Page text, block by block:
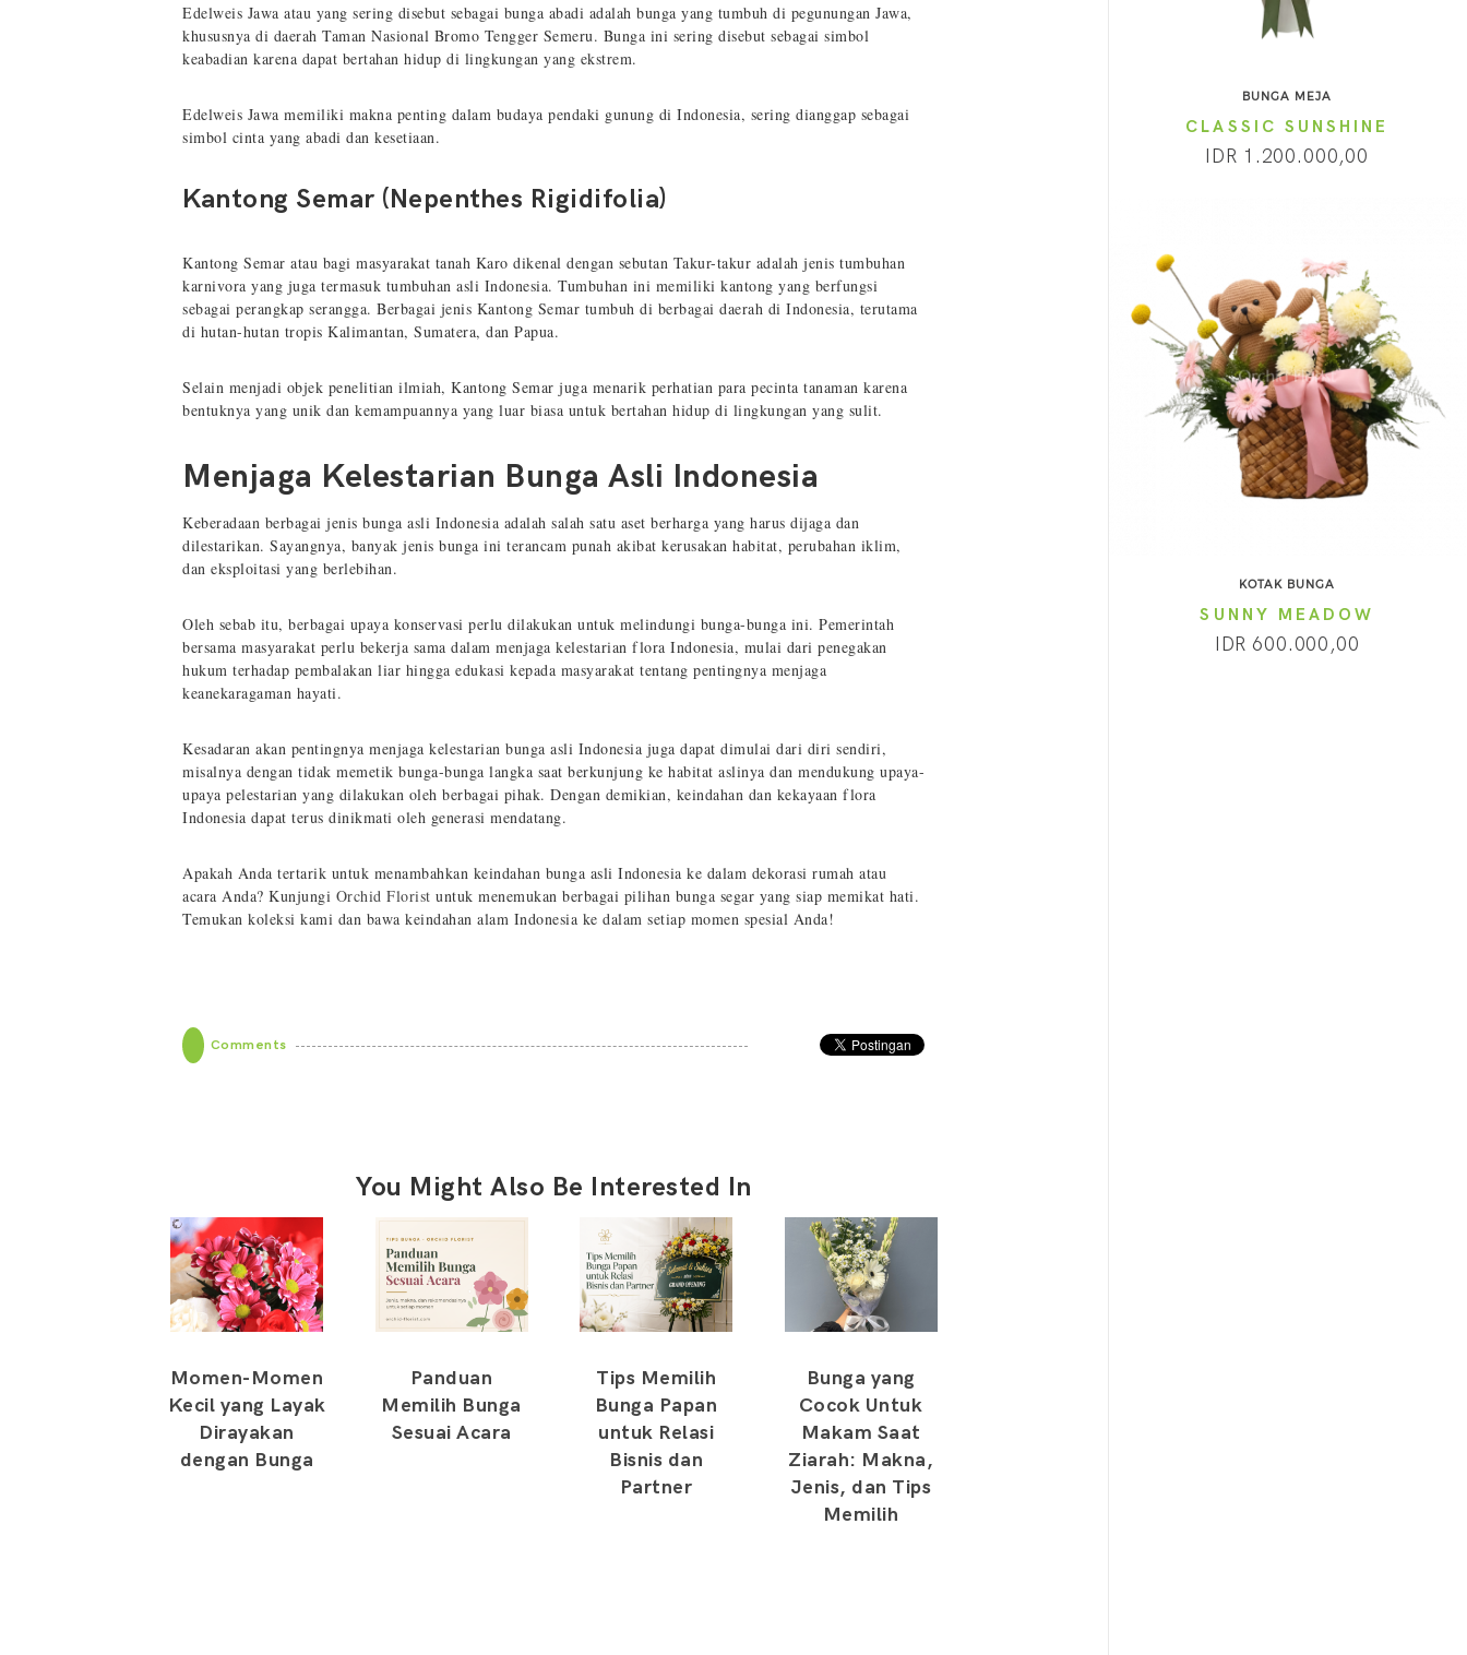
Edelweis Jawa atau yang sering disebut sebagai bunga abadi adalah bunga yang tumbuh di pegunungan Jawa,
khususnya di daerah Taman Nasional Bromo Tengger Semeru. Bunga ini sering disebut sebagai simbol
keabadian karena dapat bertahan hidup di lingkungan yang ekstrem.
Edelweis Jawa memiliki makna penting dalam budaya pendaki gunung di Indonesia, sering dianggap sebagai
simbol cinta yang abadi dan kesetiaan.
Kantong Semar (Nepenthes Rigidifolia)
Kantong Semar atau bagi masyarakat tanah Karo dikenal dengan sebutan Takur-takur adalah jenis tumbuhan
karnivora yang juga termasuk tumbuhan asli Indonesia. Tumbuhan ini memiliki kantong yang berfungsi
sebagai perangkap serangga. Berbagai jenis Kantong Semar tumbuh di berbagai daerah di Indonesia, terutama
di hutan-hutan tropis Kalimantan, Sumatera, dan Papua.
Selain menjadi objek penelitian ilmiah, Kantong Semar juga menarik perhatian para pecinta tanaman karena
bentuknya yang unik dan kemampuannya yang luar biasa untuk bertahan hidup di lingkungan yang sulit.
Menjaga Kelestarian Bunga Asli Indonesia
Keberadaan berbagai jenis bunga asli Indonesia adalah salah satu aset berharga yang harus dijaga dan
dilestarikan. Sayangnya, banyak jenis bunga ini terancam punah akibat kerusakan habitat, perubahan iklim,
dan eksploitasi yang berlebihan.
Oleh sebab itu, berbagai upaya konservasi perlu dilakukan untuk melindungi bunga-bunga ini. Pemerintah
bersama masyarakat perlu bekerja sama dalam menjaga kelestarian flora Indonesia, mulai dari penegakan
hukum terhadap pembalakan liar hingga edukasi kepada masyarakat tentang pentingnya menjaga
keanekaragaman hayati.
Kesadaran akan pentingnya menjaga kelestarian bunga asli Indonesia juga dapat dimulai dari diri sendiri,
misalnya dengan tidak memetik bunga-bunga langka saat berkunjung ke habitat aslinya dan mendukung upaya-
upaya pelestarian yang dilakukan oleh berbagai pihak. Dengan demikian, keindahan dan kekayaan flora
Indonesia dapat terus dinikmati oleh generasi mendatang.
Apakah Anda tertarik untuk menambahkan keindahan bunga asli Indonesia ke dalam dekorasi rumah atau
acara Anda? Kunjungi Orchid Florist untuk menemukan berbagai pilihan bunga segar yang siap memikat hati.
Temukan koleksi kami dan bawa keindahan alam Indonesia ke dalam setiap momen spesial Anda!
Comments
You Might Also Be Interested In
Momen-Momen
Kecil yang Layak
Dirayakan
dengan Bunga
Panduan
Memilih Bunga
Sesuai Acara
Tips Memilih
Bunga Papan
untuk Relasi
Bisnis dan
Partner
Bunga yang
Cocok Untuk
Makam Saat
Ziarah: Makna,
Jenis, dan Tips
Memilih
BUNGA MEJA
CLASSIC SUNSHINE
IDR 1.200.000,00
KOTAK BUNGA
SUNNY MEADOW
IDR 600.000,00